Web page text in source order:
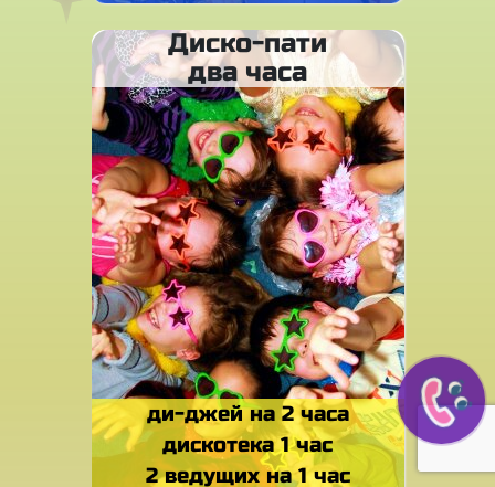
Диско-пати
два часа
ди-джей на 2 часа
дискотека 1 час
2 ведущих на 1 час